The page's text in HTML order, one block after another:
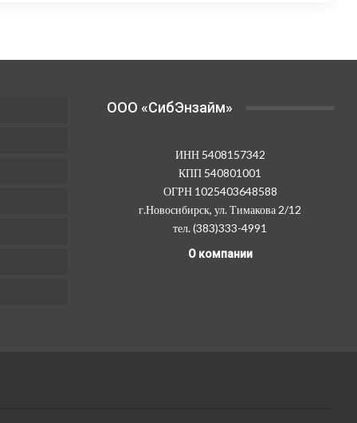
OOO «СибЭнзайм»
ИНН 5408157342
КПП 540801001
ОГРН 1025403648588
г.Новосибирск, ул. Тимакова 2/12
тел. (383)333-4991
О компании